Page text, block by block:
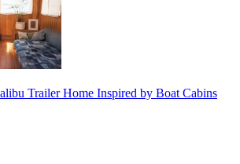
Trailer Home Inspired by Boat Cabins